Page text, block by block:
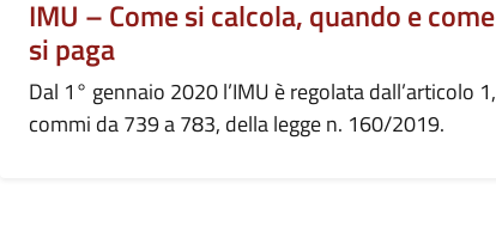
IMU – Come si calcola, quando e come
si paga
Dal 1° gennaio 2020 l’IMU è regolata dall’articolo 1,
commi da 739 a 783, della legge n. 160/2019.